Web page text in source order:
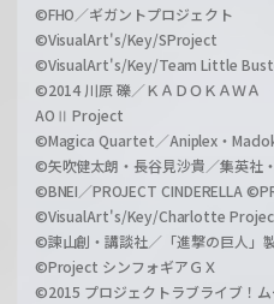
©FHO／ギガントプロジェクト
©VisualArt's/Key/SProject
©VisualArt's/Key/Team Little
©2014 川原 礫／ＫＡＤＯＫＡＷＡ
AOⅡ Project
©Magica Quartet／Aniplex・
©矢吹健太朗・長谷見沙貴／集英社
©BNEI／PROJECT CINDERELLA
©VisualArt's/Key/Charlotte
©諫山創・講談社／「進撃の巨人」
©Project シンフォギアＧＸ
©2015 プロジェクトラブライブ！ム